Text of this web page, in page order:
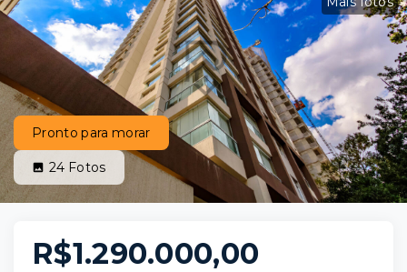
Pronto para morar
24 Fotos
R$1.290.000,00